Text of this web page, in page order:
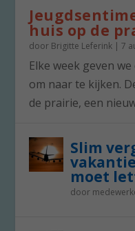
huis op de
door Brigitte Leferink |7
Elke week geven
om naar te kijken.
de prairie, een
Slim
moet
door